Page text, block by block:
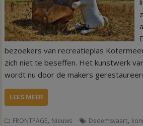
bezoekers van recreatieplas
zich niet te beseffen. Het kunstwerk
wordt nu door de makers
LEES MEER
FRONTPAGE, Nieuws Dedemsvaart,